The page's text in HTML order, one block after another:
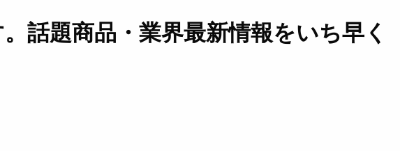
話題商品・業界最新情報をいち早く